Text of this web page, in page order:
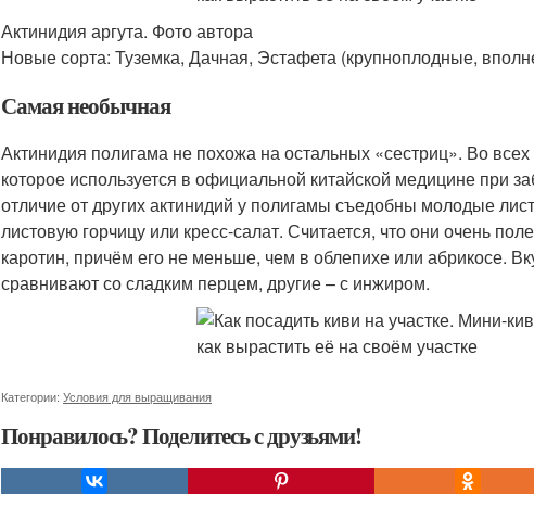
Актинидия аргута. Фото автора
Новые сорта: Туземка, Дачная, Эстафета (крупноплодные,
Самая необычная
Актинидия полигама не похожа на остальных «сестриц». Во
которое используется в официальной китайской медицине при
отличие от других актинидий у полигамы съедобны молодые
листовую горчицу или кресс-салат. Считается, что они очень
каротин, причём его не меньше, чем в облепихе или абрикосе.
сравнивают со сладким перцем, другие – с инжиром.
Категории: Условия для выращивания
Понравилось? Поделитесь с друзьями!